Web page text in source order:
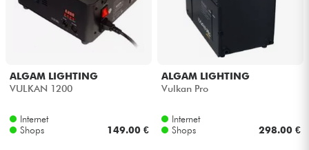
Studio
ALGAM LIGHTING
VULKAN 1200
Internet
Shops
149.00 €
ALGAM LIGHTING
Vulkan Pro
Internet
Shops
298.00 €